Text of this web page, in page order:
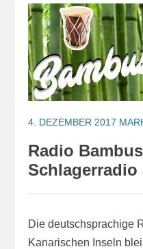
4. DEZEMBER 2017
Radio
Schlagerradio
Die deutschsprachige
Kanarischen Inseln